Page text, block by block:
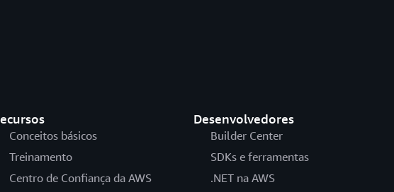
Conceitos básicos
Treinamento
Centro de Confiança da AWS
Desenvolvedores
Builder Center
SDKs e ferramentas
.NET na AWS